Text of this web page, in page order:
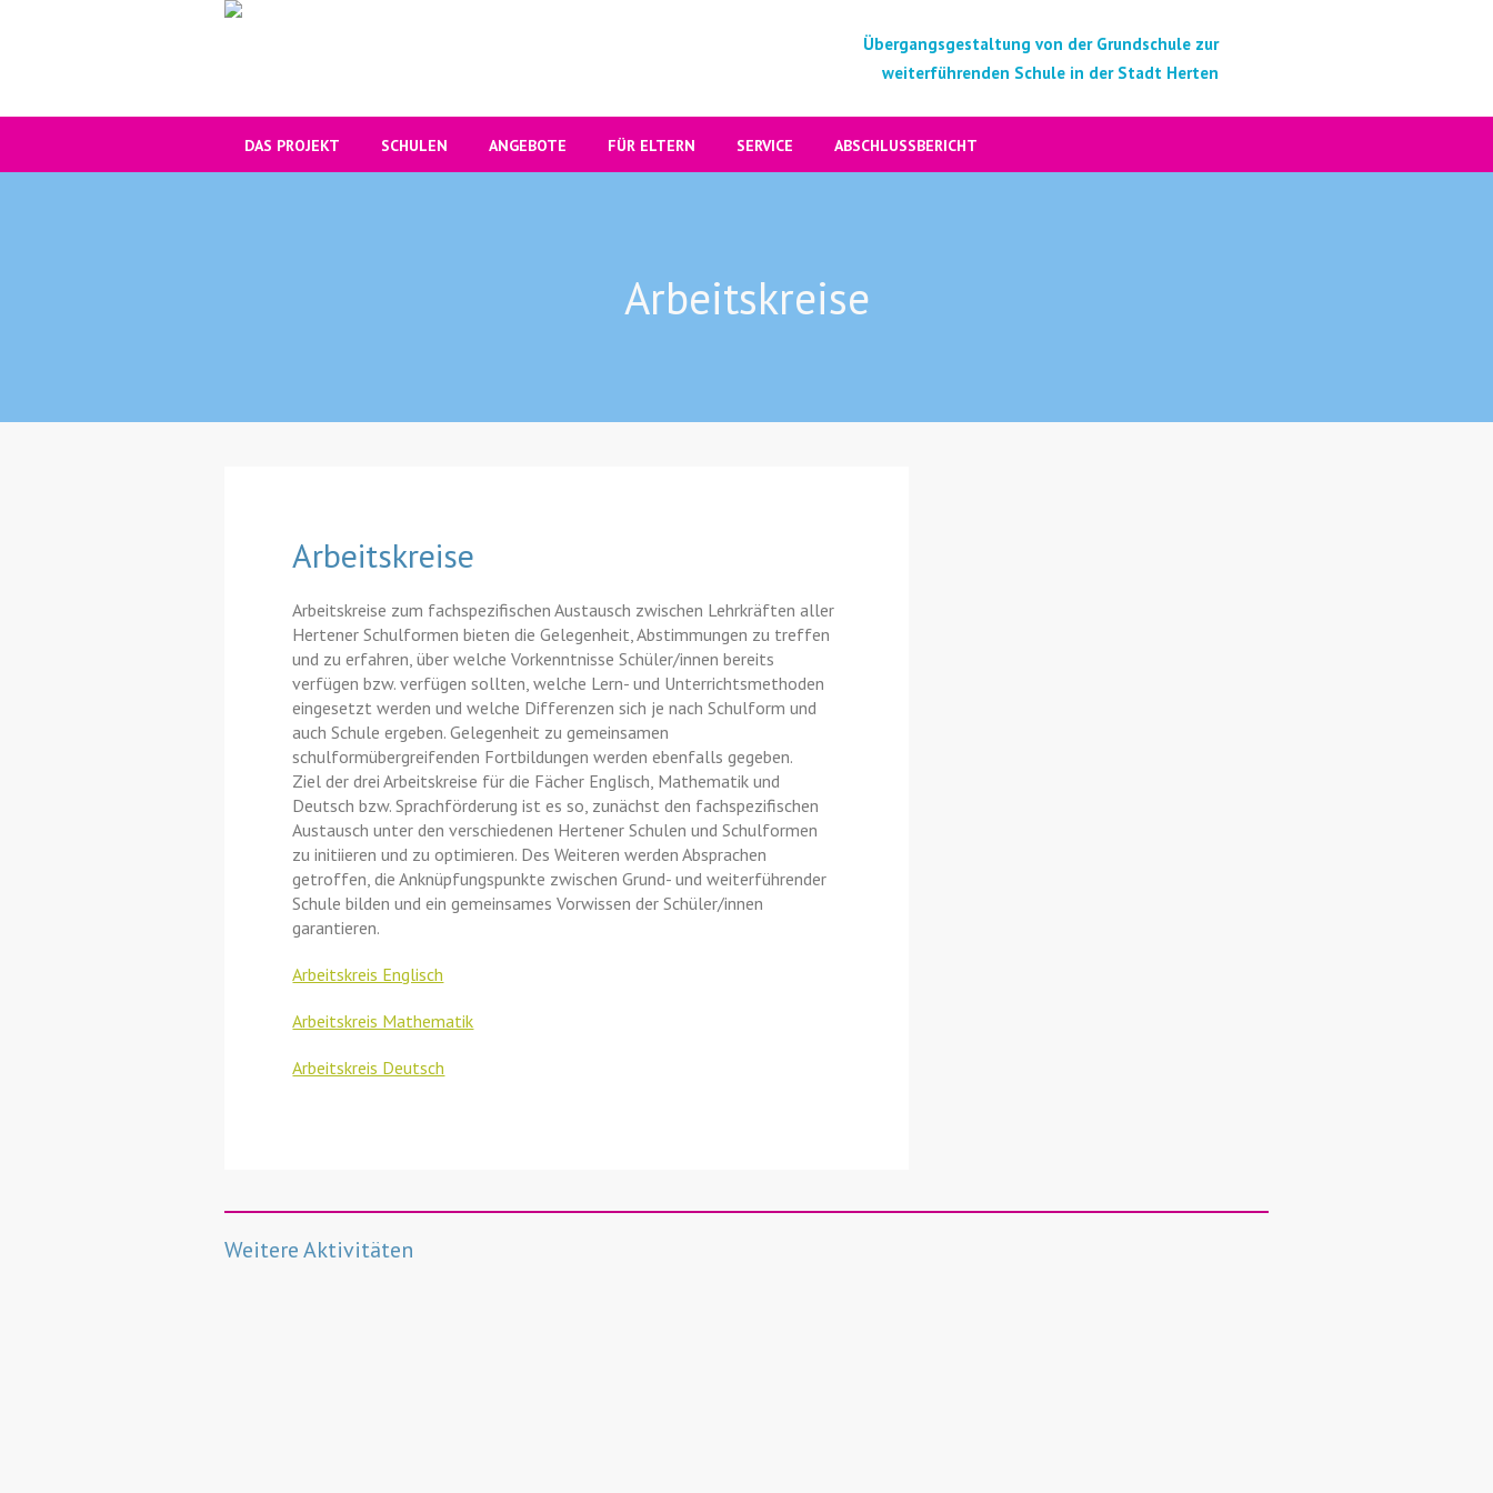
Übergangsgestaltung von der Grundschule zur
weiterführenden Schule in der Stadt Herten
DAS PROJEKT SCHULEN ANGEBOTE FÜR ELTERN SERVICE ABSCHLUSSBERICHT
Arbeitskreise
Arbeitskreise
Arbeitskreise zum fachspezifischen Austausch zwischen Lehrkräften aller
Hertener Schulformen bieten die Gelegenheit, Abstimmungen zu treffen
und zu erfahren, über welche Vorkenntnisse Schüler/innen bereits
verfügen bzw. verfügen sollten, welche Lern- und Unterrichtsmethoden
eingesetzt werden und welche Differenzen sich je nach Schulform und
auch Schule ergeben. Gelegenheit zu gemeinsamen
schulformübergreifenden Fortbildungen werden ebenfalls gegeben.
Ziel der drei Arbeitskreise für die Fächer Englisch, Mathematik und
Deutsch bzw. Sprachförderung ist es so, zunächst den fachspezifischen
Austausch unter den verschiedenen Hertener Schulen und Schulformen
zu initiieren und zu optimieren. Des Weiteren werden Absprachen
getroffen, die Anknüpfungspunkte zwischen Grund- und weiterführender
Schule bilden und ein gemeinsames Vorwissen der Schüler/innen
garantieren.
Arbeitskreis Englisch
Arbeitskreis Mathematik
Arbeitskreis Deutsch
Weitere Aktivitäten